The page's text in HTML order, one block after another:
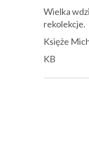
Wielka
rekolekcje.
Księże
KB